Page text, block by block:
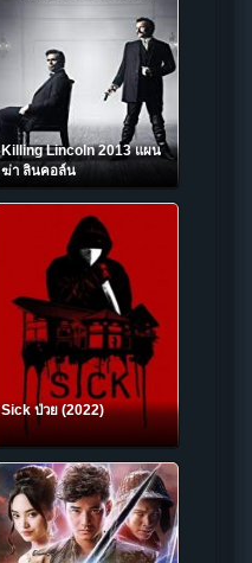
Killing Lincoln 2013 แผน
ฆ่า ลินคอล์น
Sick ป่วย (2022)